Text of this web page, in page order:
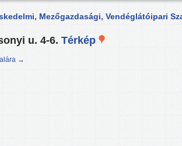
Mezőgazdasági, Vendéglátóipari
u. 4-6. Térkép
→